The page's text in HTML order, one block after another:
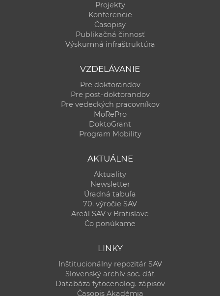
Projekty
Konferencie
Časopisy
Publikačná činnosť
Výskumná infraštruktúra
VZDELÁVANIE
Pre doktorandov
Pre post-doktorandov
Pre vedeckých pracovníkov
MoRePro
DoktoGrant
Program Mobility
AKTUÁLNE
Aktuality
Newsletter
Úradná tabuľa
70. výročie SAV
Areál SAV v Bratislave
Čo ponúkame
LINKY
Inštitucionálny repozitár SAV
Slovenský archív soc. dát
Databáza fytocenolog. zápisov
Časopis Akadémia